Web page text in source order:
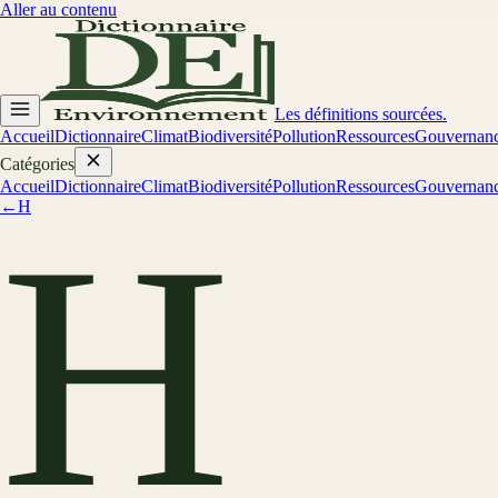
Aller au contenu
Les définitions sourcées.
AccueilDictionnaireClimatBiodiversitéPollutionRessources
Catégories
AccueilDictionnaireClimatBiodiversitéPollutionRessources
←H
H